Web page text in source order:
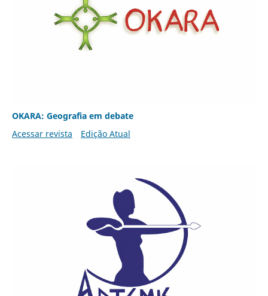
OKARA: Geografia em debate
Acessar revista
Edição Atual